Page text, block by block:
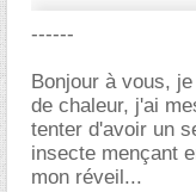
------
Bonjour à vous,
de chaleur, j'ai
tenter d'avoir un
insecte mençant
mon réveil...